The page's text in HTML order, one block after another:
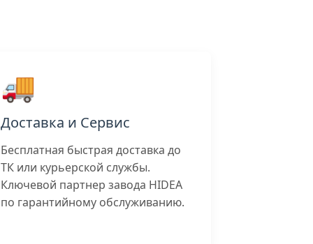
🚚
Доставка и Сервис
Бесплатная быстрая доставка до
ТК или курьерской службы.
Ключевой партнер завода HIDEA
по гарантийному обслуживанию.